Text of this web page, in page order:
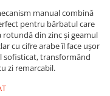
manual combină
pentru bărbatul care
rotundă din zinc și geamul
cu cifre arabe îl face ușor
sofisticat, transformând
zi remarcabil.